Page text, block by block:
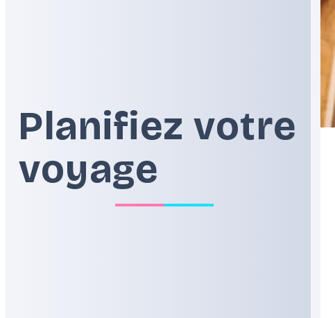
Planifiez votre
voyage